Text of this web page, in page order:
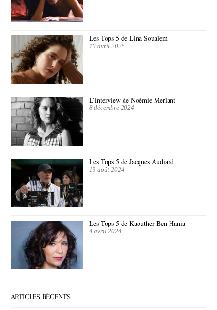
Les Tops 5 de Lina Soualem
16 avril 2025
L’interview de Noémie Merlant
8 décembre 2024
Les Tops 5 de Jacques Audiard
13 août 2024
Les Tops 5 de Kaouther Ben Hania
4 avril 2024
ARTICLES RÉCENTS